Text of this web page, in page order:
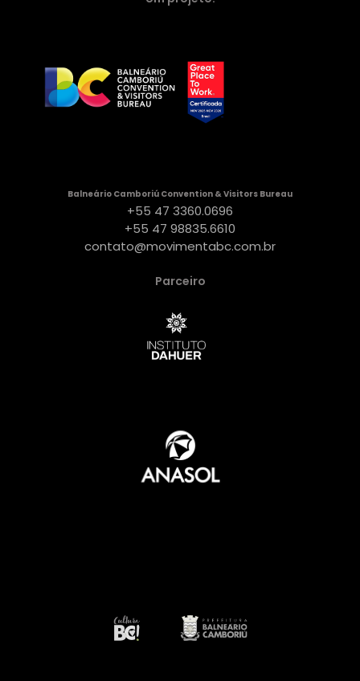
Balneário Camboriú Convention & Visitors Bureau
+55 47 3360.0696
+55 47 98835.6610
contato@movimentabc.com.br
Parceiro